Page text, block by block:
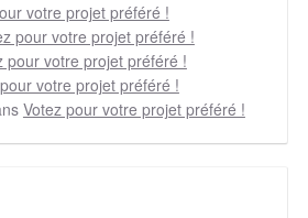
votre projet préféré !
pour votre projet préféré !
pour votre projet préféré !
votre projet préféré !
Votez pour votre projet préféré !